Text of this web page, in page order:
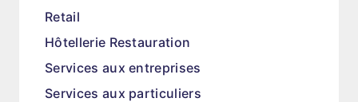
Retail
Hôtellerie Restauration
Services aux entreprises
Services aux particuliers